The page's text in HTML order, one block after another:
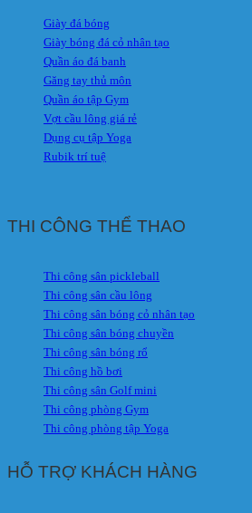
Giày đá bóng
Giày bóng đá cỏ nhân tạo
Quần áo đá banh
Găng tay thủ môn
Quần áo tập Gym
Vợt cầu lông giá rẻ
Dụng cụ tập Yoga
Rubik trí tuệ
THI CÔNG THỂ THAO
Thi công sân pickleball
Thi công sân cầu lông
Thi công sân bóng cỏ nhân tạo
Thi công sân bóng chuyền
Thi công sân bóng rổ
Thi công hồ bơi
Thi công sân Golf mini
Thi công phòng Gym
Thi công phòng tập Yoga
HỖ TRỢ KHÁCH HÀNG